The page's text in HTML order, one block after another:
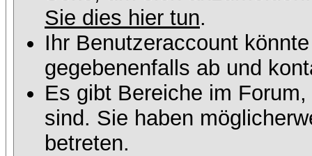
Sie dies hier tun.
Ihr Benutzeraccount
gegebenenfalls ab und
Es gibt Bereiche im
sind. Sie haben
betreten.